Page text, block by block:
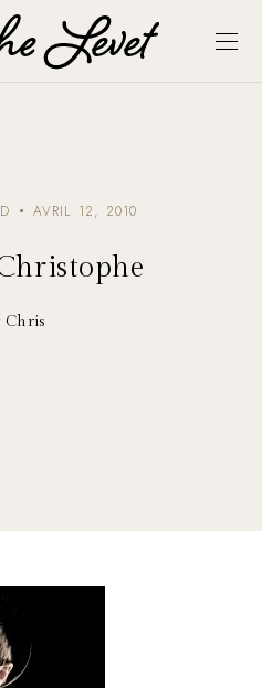
AVRIL 12, 2010
Chris